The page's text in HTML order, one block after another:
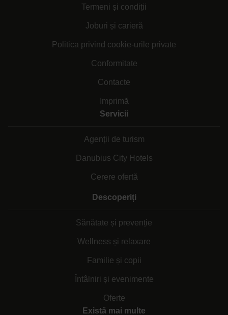
Termeni și condiții
Joburi și carieră
Politica privind cookie-urile private
Conformitate
Contacte
Imprimă
Servicii
Agenții de turism
Danubius City Hotels
Cerere ofertă
Descoperiți
Sănătate și prevenție
Wellness și relaxare
Familie și copii
Întâlniri și evenimente
Oferte
Există mai multe